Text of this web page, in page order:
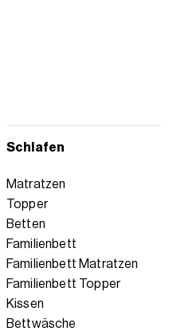
Schlafen
Matratzen
Topper
Betten
Familienbett
Familienbett Matratzen
Familienbett Topper
Kissen
Bettwäsche